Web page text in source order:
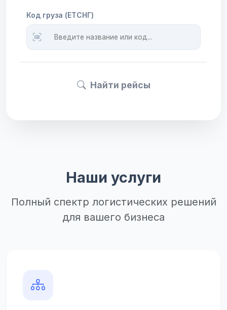
Код груза (ЕТСНГ)
Найти рейсы
Наши услуги
Полный спектр логистических решений
для вашего бизнеса